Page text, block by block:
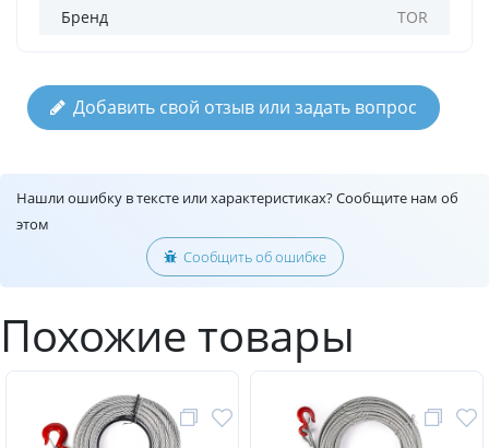
Бренд TOR
Добавить свой отзыв или задать вопрос
Нашли ошибку в тексте или характеристиках? Сообщите нам об
этом
Сообщить об ошибке
Похожие товары